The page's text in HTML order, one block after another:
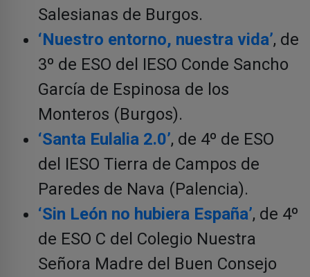
Salesianas de Burgos.
‘Nuestro entorno, nuestra vida’, de
3º de ESO del IESO Conde Sancho
García de Espinosa de los
Monteros (Burgos).
‘Santa Eulalia 2.0’, de 4º de ESO
del IESO Tierra de Campos de
Paredes de Nava (Palencia).
‘Sin León no hubiera España’, de 4º
de ESO C del Colegio Nuestra
Señora Madre del Buen Consejo